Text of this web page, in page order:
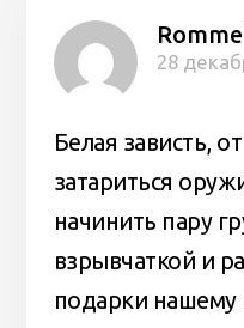
28
Белая зависть,
затариться
начинить пару
взрывчаткой и
подарки нашему